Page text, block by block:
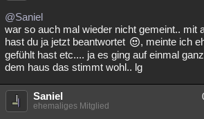
@Saniel
war so auch mal wieder nicht gemeint.. mit
hast du ja jetzt beantwortet
, meinte ich
gefühlt hast etc.... ja es ging auf einmal
dem haus das stimmt wohl.. lg
Saniel
ehemaliges Mitglied